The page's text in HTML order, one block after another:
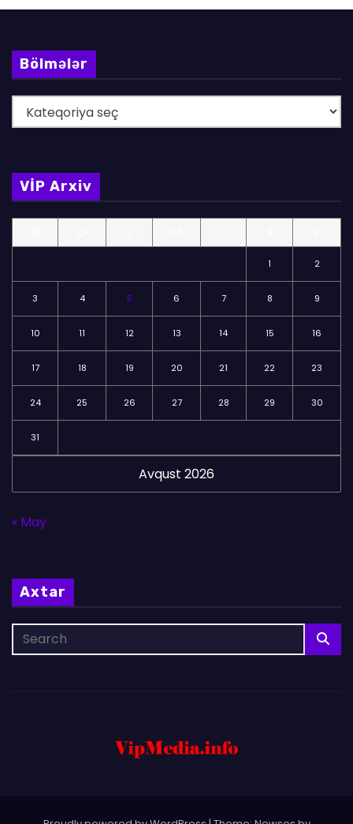
Bölmələr
ö
m
l
VİP Arxiv
Avqust 2026
1 2
3 4 5 6 7 8 9
10 11 12 13 14 15 16
17 18 19 20 21 22 23
24 25 26 27 28 29 30
31
« May
Axtar